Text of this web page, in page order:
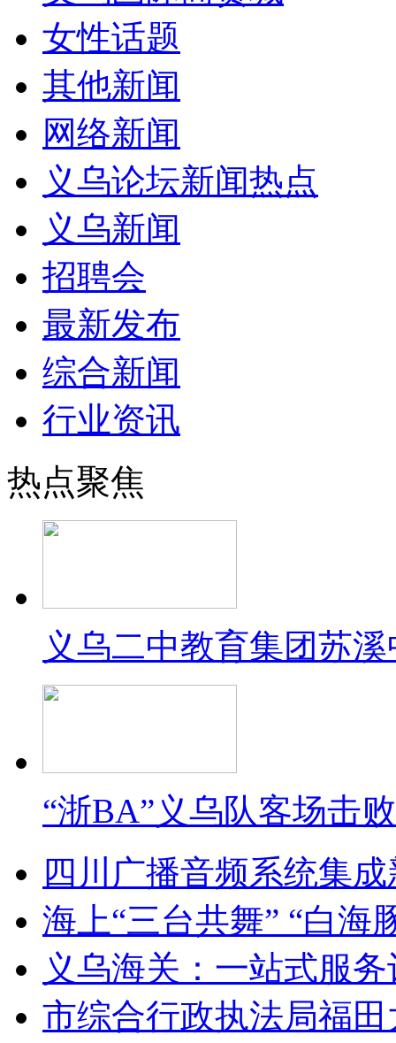
女性话题
其他新闻
网络新闻
义乌论坛新闻热点
义乌新闻
招聘会
最新发布
综合新闻
行业资讯
热点聚焦
义乌二中教育集团苏
“浙BA”义乌队客场击
四川广播音频系统集
海上“三台共舞” “白海
义乌海关：一站式服
市综合行政执法局福